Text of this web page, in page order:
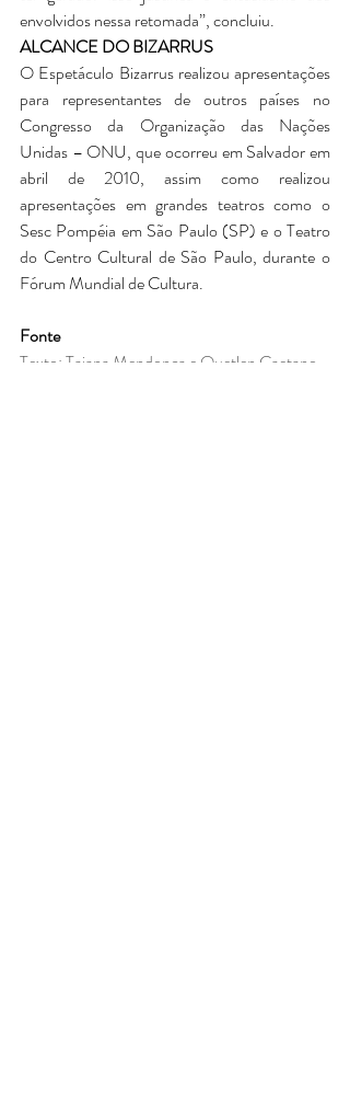
envolvidos nessa retomada”, concluiu.
ALCANCE DO BIZARRUS
O Espetáculo Bizarrus realizou apresentações
para representantes de outros países no
Congresso da Organização das Nações
Unidas – ONU, que ocorreu em Salvador em
abril de 2010, assim como realizou
apresentações em grandes teatros como o
Sesc Pompéia em São Paulo (SP) e o Teatro
do Centro Cultural de São Paulo, durante o
Fórum Mundial de Cultura.
Fonte
Texto: Taiana Mendonça e Quetlen Caetano